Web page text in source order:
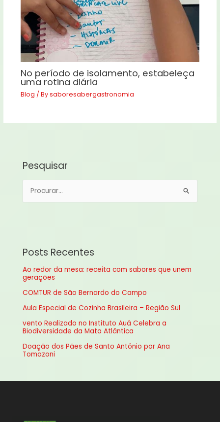
No período de isolamento, estabeleça
uma rotina diária
Blog / Bysaboresabergastronomia
Pesquisar
i
s
p
o
:
Posts Recentes
Ao redor da mesa: receita com sabores que unem
gerações
COMTUR de São Bernardo do Campo
Aula Especial de Cozinha Brasileira – Região Sul
vento Realizado no Instituto Auá Celebra a
Biodiversidade da Mata Atlântica
Doação dos Pães de Santo Antônio por Ana
Tomazoni